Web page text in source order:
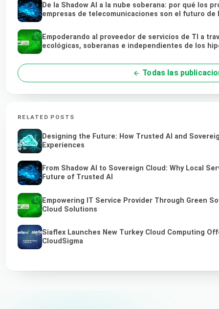
De la Shadow AI a la nube soberana: por qué los
empresas de telecomunicaciones son el futuro de
Empoderando al proveedor de servicios de TI a
ecológicas, soberanas e independientes de los
Todas las
RELATED POSTS
Designing the Future: How Trusted AI and
Experiences
From Shadow AI to Sovereign Cloud: Why Local
Future of Trusted AI
Empowering IT Service Provider Through Green
Cloud Solutions
Siaflex Launches New Turkey Cloud Computing
CloudSigma